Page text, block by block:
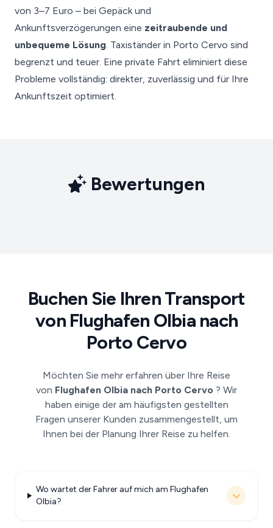
von 3–7 Euro – bei Gepäck und
Ankunftsverzögerungen eine zeitraubende und
unbequeme Lösung. Taxiständer in Porto Cervo sind
begrenzt und teuer. Eine private Fahrt eliminiert diese
Probleme vollständig: direkter, zuverlässig und für Ihre
Ankunftszeit optimiert.
Bewertungen
Buchen Sie Ihren Transport
von Flughafen Olbia nach
Porto Cervo
Möchten Sie mehr erfahren über Ihre Reise
von Flughafen Olbia nach Porto Cervo ? Wir
haben einige der am häufigsten gestellten
Fragen unserer Kunden zusammengestellt, um
Ihnen bei der Planung Ihrer Reise zu helfen.
Wo wartet der Fahrer auf mich am Flughafen
Olbia?